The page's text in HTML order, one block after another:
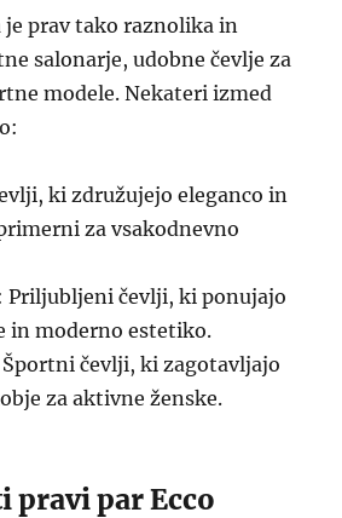
je prav tako raznolika in
salonarje, udobne čevlje za
modele. Nekateri izmed
ki združujejo eleganco in
za vsakodnevno
Priljubljeni čevlji, ki ponujajo
in moderno estetiko.
čevlji, ki zagotavljajo
za aktivne ženske.
pravi par Ecco